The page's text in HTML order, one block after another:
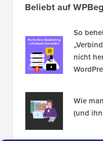
Beliebt auf
So
nicht
Wie
(und